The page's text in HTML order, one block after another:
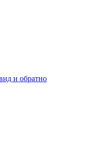
и обратно